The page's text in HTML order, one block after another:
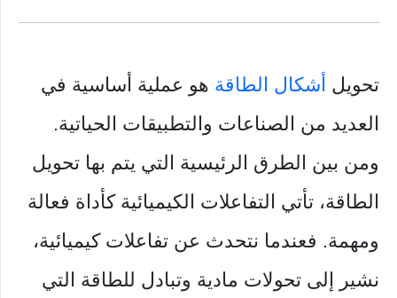
تحويل أشكال الطاقة هو عملية أساسية في
العديد من الصناعات والتطبيقات الحياتية.
ومن بين الطرق الرئيسية التي يتم بها تحويل
الطاقة، تأتي التفاعلات الكيميائية كأداة فعالة
ومهمة. فعندما نتحدث عن تفاعلات كيميائية،
نشير إلى تحولات مادية وتبادل للطاقة التي